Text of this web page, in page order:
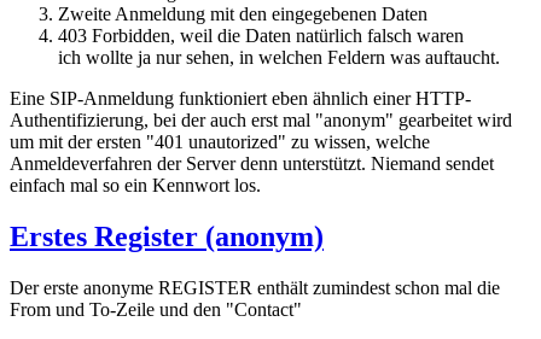
Zweite Anmeldung mit den eingegebenen Daten
403 Forbidden, weil die Daten natürlich falsch waren
ich wollte ja nur sehen, in welchen Feldern was auftaucht.
Eine SIP-Anmeldung funktioniert eben ähnlich einer HTTP-
Authentifizierung, bei der auch erst mal "anonym" gearbeitet wird
um mit der ersten "401 unautorized" zu wissen, welche
Anmeldeverfahren der Server denn unterstützt. Niemand sendet
einfach mal so ein Kennwort los.
Erstes Register (anonym)
Der erste anonyme REGISTER enthält zumindest schon mal die
From und To-Zeile und den "Contact"